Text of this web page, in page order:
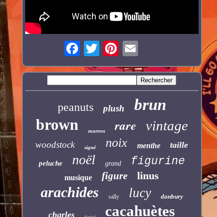
peanuts plush
brun
brown
marron rare vintage
woodstock signé noix menthe taille
peluche noël grand figurine
musique figure linus
arachides sally lucy danbury
charles cacahuètes